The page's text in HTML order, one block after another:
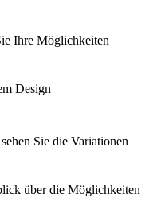
Ihre Möglichkeiten
Design
Sie die Variationen
über die Möglichkeiten